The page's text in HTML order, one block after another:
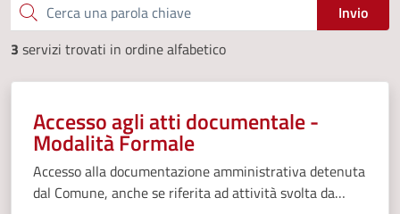
Cerca una parola chiave
Invio
3 servizi trovati in ordine alfabetico
Accesso agli atti documentale -
Modalità Formale
Accesso alla documentazione amministrativa detenuta
dal Comune, anche se riferita ad attività svolta da